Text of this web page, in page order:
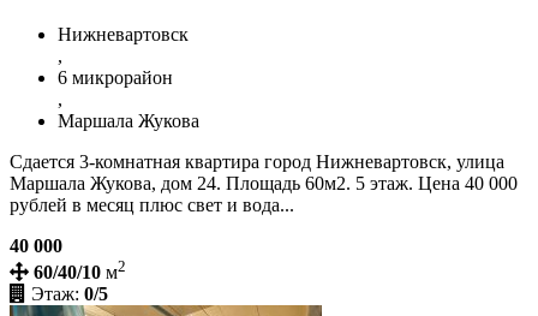
Нижневартовск
,
6 микрорайон
,
Маршала Жукова
Сдается 3-комнатная квартира город Нижневартовск, улица
Маршала Жукова, дом 24. Площадь 60м2. 5 этаж. Цена 40 000
рублей в месяц плюс свет и вода...
40 000
60/40/10 м2
Этаж: 0/5